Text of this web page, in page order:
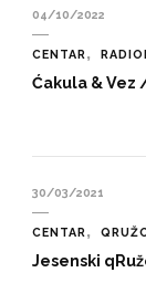
04/10/2022
CENTAR
Ćakula & Vez
30/03/2021
CENTAR
Jesenski